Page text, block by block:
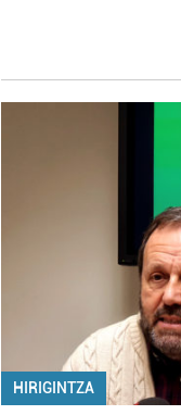
HIRIGINTZA